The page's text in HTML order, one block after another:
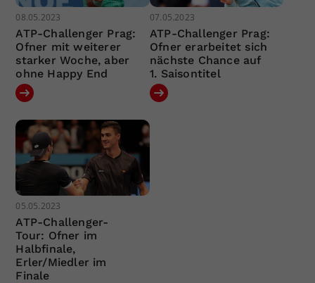
08.05.2023
ATP-Challenger Prag:
Ofner mit weiterer
starker Woche, aber
ohne Happy End
07.05.2023
ATP-Challenger Prag:
Ofner erarbeitet sich
nächste Chance auf
1. Saisontitel
05.05.2023
ATP-Challenger-
Tour: Ofner im
Halbfinale,
Erler/Miedler im
Finale